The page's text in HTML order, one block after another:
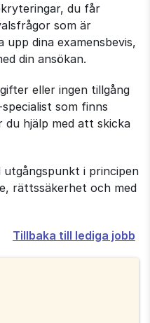
du får
som är
dina examensbevis,
din ansökan.
eller ingen tillgång
som finns
du hjälp med att skicka
utgångspunkt i principen
rättssäkerhet och med
Tillbaka till lediga jobb